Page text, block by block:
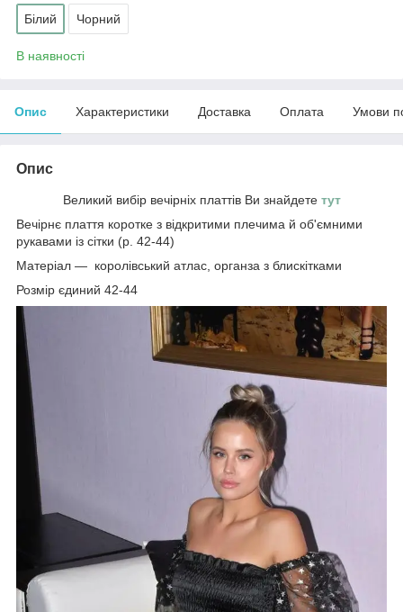
Білий Чорний
В наявності
Опис Характеристики Доставка Оплата Умови
Опис
Великий вибір вечірніх платтів Ви знайдете тут
Вечірнє плаття коротке з відкритими плечима й об'ємними
рукавами із сітки (р. 42-44)
Матеріал — королівський атлас, органза з блискітками
Розмір єдиний 42-44